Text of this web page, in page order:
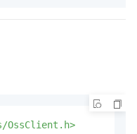
OssClient.h>